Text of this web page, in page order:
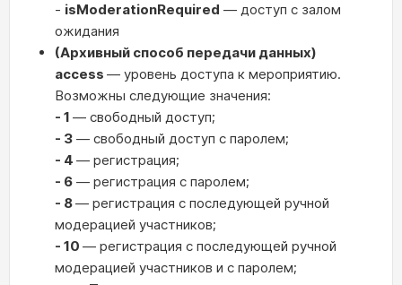
- isModerationRequired — доступ с залом
ожидания
(Архивный способ передачи данных)
access — уровень доступа к мероприятию.
Возможны следующие значения:
- 1 — свободный доступ;
- 3 — свободный доступ с паролем;
- 4 — регистрация;
- 6 — регистрация с паролем;
- 8— регистрация с последующей ручной
модерацией участников;
- 10 — регистрация с последующей ручной
модерацией участников и с паролем;